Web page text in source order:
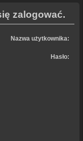
zalogować.
Nazwa użytkownika:
Hasło: